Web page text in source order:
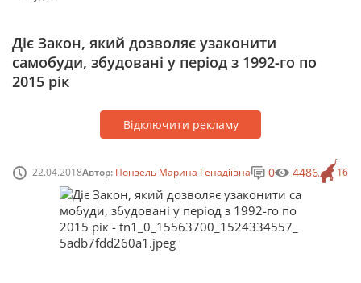
Діє Закон, який дозволяє узаконити
самобуди, збудовані у період з 1992-го по
2015 рік
Відключити рекламу
22.04.2018Автор: Понзель Марина Генадіївна 16
0 4486